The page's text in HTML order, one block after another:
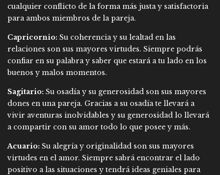
cualquier conflicto de la forma más justa y satisfactoria
para ambos miembros de la pareja.
Capricornio: Su coherencia y su lealtad en las
relaciones son sus mayores virtudes. Siempre podrás
confiar en su palabra y saber que estará a tu lado en los
buenos y malos momentos.
Sagitario: Su osadía y su generosidad son sus mayores
dones en una pareja. Gracias a su osadía te llevará a
vivir aventuras inolvidables y su generosidad lo llevará
a compartir con su amor todo lo que posee y más.
Acuario: Su alegría y originalidad son sus mayores
virtudes en el amor. Siempre sabrá encontrar el lado
positivo a las situaciones y tendrá ideas geniales para